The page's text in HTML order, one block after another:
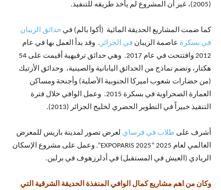
(2005)، غير أن المشروع لم يأخذ طريقه للتنفيذ.
كما ضمت المشاريع الحديقة المائية (أكوا بالم) في حدائق الزيبان
في بسكرة عاصمة الزيبان في الجزائر . وقد بدأ العمل بها في عام
2012 وافتتحت في عام 2017. وهي حدائق ترفيهية أقيمت على 54
هكتار، وتضم نماذج من الحدائق اليابانية والصينية، وحدائق الأزتيك
(من حضارات شعوب اميركا الجنوبية الأصلية) وأجنحة ومساكن
العمارة الصحراوية في بسكرة 2015. وعمل الوافي خلال فترة
التنفيذ خبيراً في التطوير الحضري لخليج الجزائر (2013).
أشرف على طلاب في فرساي لعرض تصور لمدينة باريس للمعرض
العالمي لعام 2025 “EXPOPARIS 2025”. وعمل على مشروع الإسكان
الريادي (العيش في المستقبل) في أدلرزهوف في برلين.
وكان من اهم مشاريع كمال الوافي المنفذة الحديقة الشرقية التي